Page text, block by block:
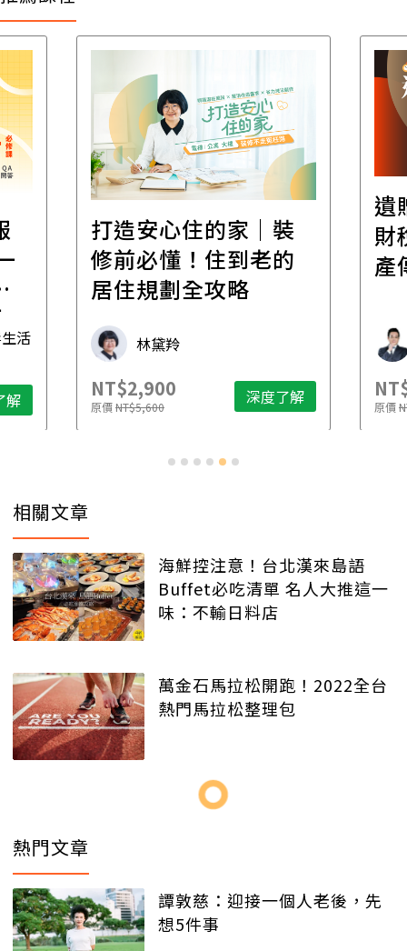
活
解
打造安心住的家｜裝
修前必懂！住到老的
居住規劃全攻略
林黛羚
NT$2,900
原價NT$5,600 深度了解
遺
財
產
原價
相關文章
海鮮控注意！台北漢來島語
Buffet必吃清單 名人大推這一
味：不輸日料店
萬金石馬拉松開跑！2022全台
熱門馬拉松整理包
熱門文章
譚敦慈：迎接一個人老後，先
想5件事